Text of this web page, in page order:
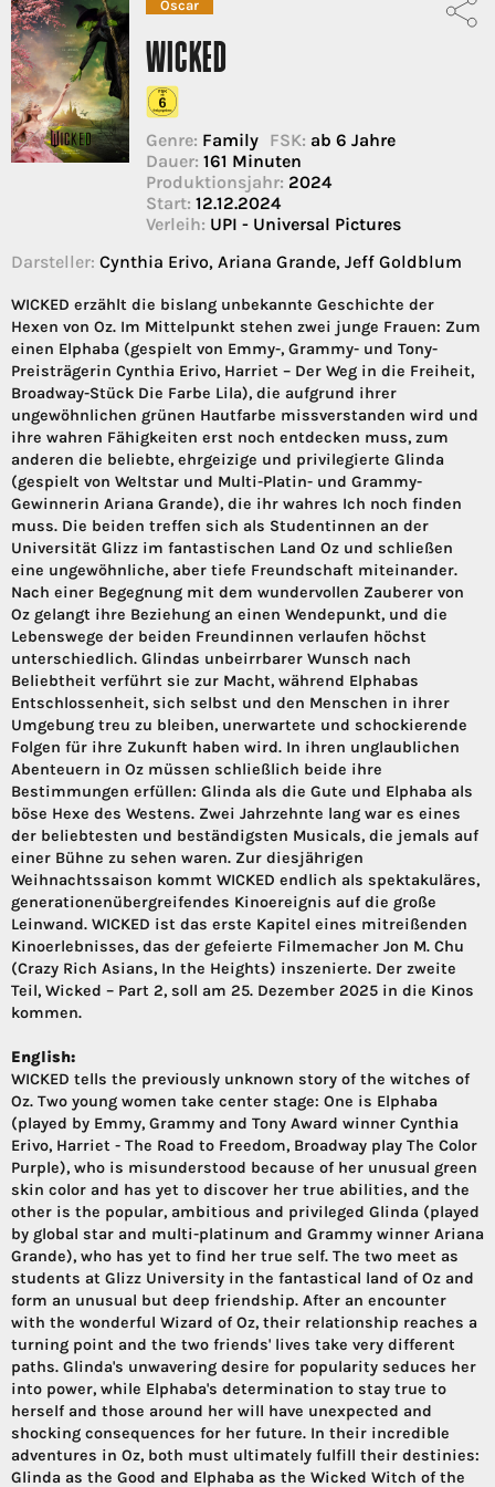
Oscar
WICKED
Genre: Family FSK: ab 6 Jahre
Dauer: 161 Minuten
Produktionsjahr: 2024
Start: 12.12.2024
Verleih: UPI - Universal Pictures
Darsteller: Cynthia Erivo, Ariana Grande, Jeff Goldblum
WICKED erzählt die bislang unbekannte Geschichte der
Hexen von Oz. Im Mittelpunkt stehen zwei junge Frauen: Zum
einen Elphaba (gespielt von Emmy-, Grammy- und Tony-
Preisträgerin Cynthia Erivo, Harriet – Der Weg in die Freiheit,
Broadway-Stück Die Farbe Lila), die aufgrund ihrer
ungewöhnlichen grünen Hautfarbe missverstanden wird und
ihre wahren Fähigkeiten erst noch entdecken muss, zum
anderen die beliebte, ehrgeizige und privilegierte Glinda
(gespielt von Weltstar und Multi-Platin- und Grammy-
Gewinnerin Ariana Grande), die ihr wahres Ich noch finden
muss. Die beiden treffen sich als Studentinnen an der
Universität Glizz im fantastischen Land Oz und schließen
eine ungewöhnliche, aber tiefe Freundschaft miteinander.
Nach einer Begegnung mit dem wundervollen Zauberer von
Oz gelangt ihre Beziehung an einen Wendepunkt, und die
Lebenswege der beiden Freundinnen verlaufen höchst
unterschiedlich. Glindas unbeirrbarer Wunsch nach
Beliebtheit verführt sie zur Macht, während Elphabas
Entschlossenheit, sich selbst und den Menschen in ihrer
Umgebung treu zu bleiben, unerwartete und schockierende
Folgen für ihre Zukunft haben wird. In ihren unglaublichen
Abenteuern in Oz müssen schließlich beide ihre
Bestimmungen erfüllen: Glinda als die Gute und Elphaba als
böse Hexe des Westens. Zwei Jahrzehnte lang war es eines
der beliebtesten und beständigsten Musicals, die jemals auf
einer Bühne zu sehen waren. Zur diesjährigen
Weihnachtssaison kommt WICKED endlich als spektakuläres,
generationenübergreifendes Kinoereignis auf die große
Leinwand. WICKED ist das erste Kapitel eines mitreißenden
Kinoerlebnisses, das der gefeierte Filmemacher Jon M. Chu
(Crazy Rich Asians, In the Heights) inszenierte. Der zweite
Teil, Wicked – Part 2, soll am 25. Dezember 2025 in die Kinos
kommen.
English:
WICKED tells the previously unknown story of the witches of
Oz. Two young women take center stage: One is Elphaba
(played by Emmy, Grammy and Tony Award winner Cynthia
Erivo, Harriet - The Road to Freedom, Broadway play The Color
Purple), who is misunderstood because of her unusual green
skin color and has yet to discover her true abilities, and the
other is the popular, ambitious and privileged Glinda (played
by global star and multi-platinum and Grammy winner Ariana
Grande), who has yet to find her true self. The two meet as
students at Glizz University in the fantastical land of Oz and
form an unusual but deep friendship. After an encounter
with the wonderful Wizard of Oz, their relationship reaches a
turning point and the two friends' lives take very different
paths. Glinda's unwavering desire for popularity seduces her
into power, while Elphaba's determination to stay true to
herself and those around her will have unexpected and
shocking consequences for her future. In their incredible
adventures in Oz, both must ultimately fulfill their destinies:
Glinda as the Good and Elphaba as the Wicked Witch of the